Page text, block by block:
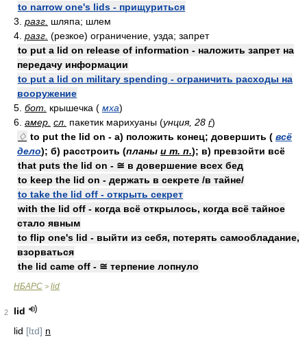
to narrow one's lids - прищуриться
3. разг. шляпа; шлем
4. разг. (резкое) ограничение, узда; запрет
to put a lid on release of information - наложить запрет на
передачу информации
to put a lid on military spending - ограничить расходы на
вооружение
5. бот. крышечка ( мха)
6. амер. сл. пакетик марихуаны (унция, 28 ѓ)
♢ to put the lid on - а) положить конец; довершить ( всё
дело); б) расстроить (планы и т. п.); в) превзойти всё
that puts the lid on - ≅ в довершение всех бед
to keep the lid on - держать в секрете /в тайне/
to take the lid off - открыть секрет
with the lid off - когда всё открылось, когда всё тайное
стало явным
to flip one's lid - выйти из себя, потерять самообладание,
взорваться
the lid came off - ≅ терпение лопнуло
НБАРС > lid
2
lid
lid [lɪd] n